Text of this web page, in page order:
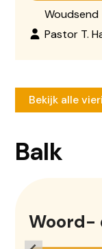
Woudsend
Pastor T.
Bekijk alle
Balk
Woord-